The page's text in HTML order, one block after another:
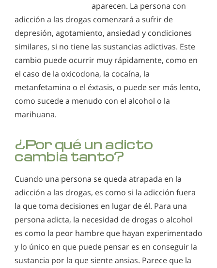
aparecen. La persona con
adicción a las drogas comenzará a sufrir de
depresión, agotamiento, ansiedad y condiciones
similares, si no tiene las sustancias adictivas. Este
cambio puede ocurrir muy rápidamente, como en
el caso de la oxicodona, la cocaína, la
metanfetamina o el éxtasis, o puede ser más lento,
como sucede a menudo con el alcohol o la
marihuana.
¿Por qué un adicto
cambia tanto?
Cuando una persona se queda atrapada en la
adicción a las drogas, es como si la adicción fuera
la que toma decisiones en lugar de él. Para una
persona adicta, la necesidad de drogas o alcohol
es como la peor hambre que hayan experimentado
y lo único en que puede pensar es en conseguir la
sustancia por la que siente ansias. Parece que la